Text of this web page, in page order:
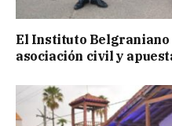
El Instituto Belgraniano
asociación civil y